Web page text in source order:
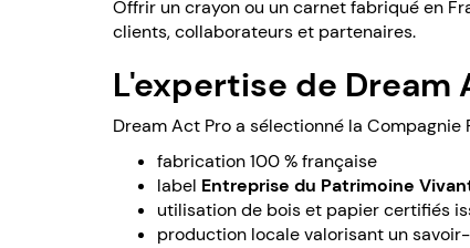
Offrir un crayon ou un carnet fabriqué en
clients, collaborateurs et partenaires.
L'expertise de Dream
Dream Act Pro a sélectionné la
fabrication 100 % française
label Entreprise du Patrimoine
utilisation de bois et papier certifiés
production locale valorisant un